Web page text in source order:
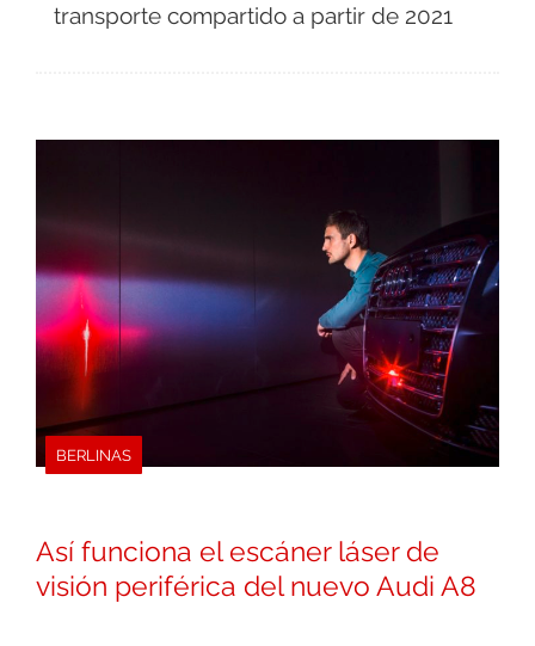
transporte compartido a partir de 2021
BERLINAS
Así funciona el escáner láser de
visión periférica del nuevo Audi A8